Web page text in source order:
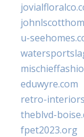
u-
eduwyre.com
retro-
theblvd-
fpet2023.org